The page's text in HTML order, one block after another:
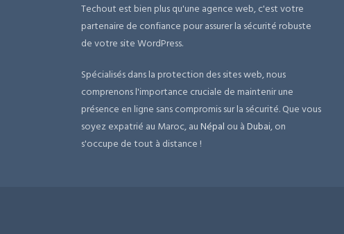
Techout est bien plus qu'une agence web, c'est votre
partenaire de confiance pour assurer la sécurité robuste
de votre site WordPress.
Spécialisés dans la protection des sites web, nous
comprenons l'importance cruciale de maintenir une
présence en ligne sans compromis sur la sécurité. Que vous
soyez expatrié au Maroc, auNépal ou àDubai, on
s'occupe de tout à distance !